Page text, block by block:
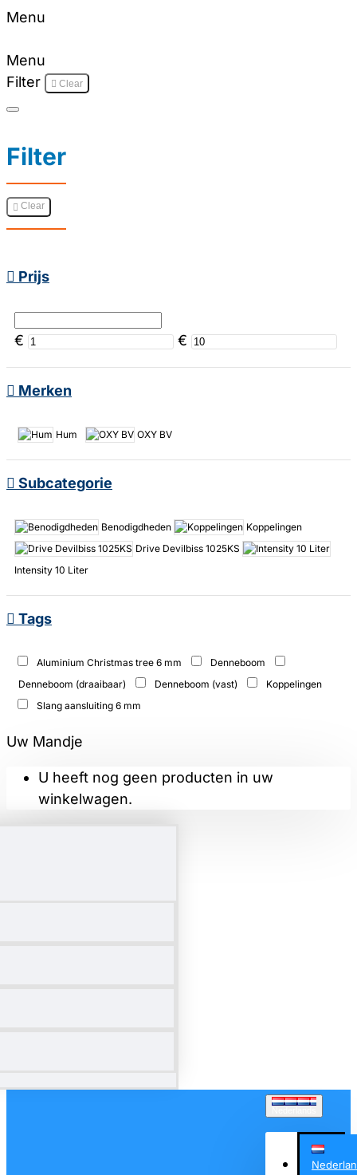
Menu
Menu
Filter
Clear
Filter
Clear
Prijs
€ €
Merken
Hum OXY BV
Subcategorie
Benodigdheden
Koppelingen
Drive Devilbiss 1025KS
Intensity 10 Liter
Tags
Aluminium Christmas tree 6 mm
Denneboom
Denneboom (draaibaar)
Denneboom (vast)
Koppelingen
Slang aansluiting 6 mm
Uw Mandje
U heeft nog geen producten in uw
winkelwagen.